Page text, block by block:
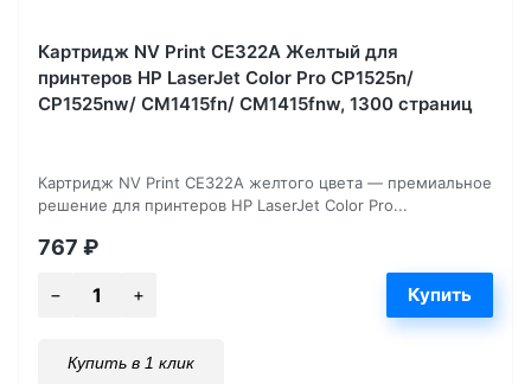
Картридж NV Print CE322A Желтый для
принтеров HP LaserJet Color Pro CP1525n/
CP1525nw/ CM1415fn/ CM1415fnw, 1300 страниц
Картридж NV Print CE322A желтого цвета — премиальное
решение для принтеров HP LaserJet Color Pro...
767 ₽
Купить в 1 клик